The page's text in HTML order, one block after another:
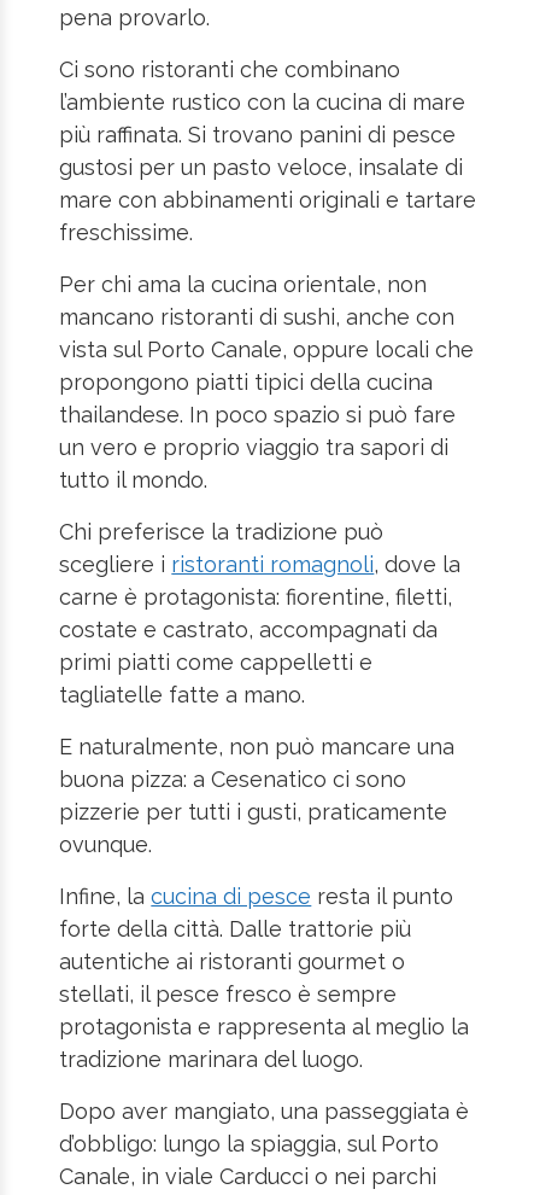
pena provarlo.
Ci sono ristoranti che combinano
l’ambiente rustico con la cucina di mare
più raffinata. Si trovano panini di pesce
gustosi per un pasto veloce, insalate di
mare con abbinamenti originali e tartare
freschissime.
Per chi ama la cucina orientale, non
mancano ristoranti di sushi, anche con
vista sul Porto Canale, oppure locali che
propongono piatti tipici della cucina
thailandese. In poco spazio si può fare
un vero e proprio viaggio tra sapori di
tutto il mondo.
Chi preferisce la tradizione può
scegliere i ristoranti romagnoli, dove la
carne è protagonista: fiorentine, filetti,
costate e castrato, accompagnati da
primi piatti come cappelletti e
tagliatelle fatte a mano.
E naturalmente, non può mancare una
buona pizza: a Cesenatico ci sono
pizzerie per tutti i gusti, praticamente
ovunque.
Infine, lacucina di pesce resta il punto
forte della città. Dalle trattorie più
autentiche ai ristoranti gourmet o
stellati, il pesce fresco è sempre
protagonista e rappresenta al meglio la
tradizione marinara del luogo.
Dopo aver mangiato, una passeggiata è
d’obbligo: lungo la spiaggia, sul Porto
Canale, in viale Carducci o nei parchi